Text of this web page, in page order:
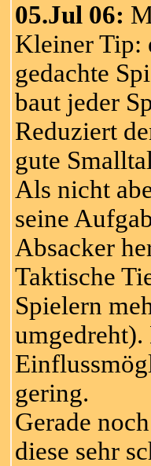
05.Jul 06:
Kleiner Tip:
gedachte
baut jeder
Reduziert
gute
Als nicht
seine
Absacker
Taktische
Spielern
gering.
Gerade
diese sehr